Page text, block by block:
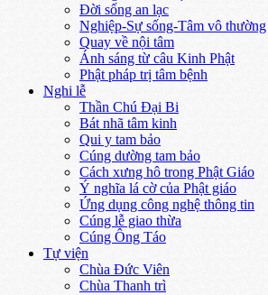
Đời sống an lạc
Nghiệp-Sự sống-Tâm vô thường
Quay về nội tâm
Ánh sáng từ câu Kinh Phật
Phật pháp trị tâm bệnh
Nghi lễ
Thần Chú Đại Bi
Bát nhã tâm kinh
Qui y tam bảo
Cúng dường tam bảo
Cách xưng hô trong Phật Giáo
Ý nghĩa lá cờ của Phật giáo
Ứng dụng công nghệ thông tin
Cúng lễ giao thừa
Cúng Ông Táo
Tự viện
Chùa Đức Viên
Chùa Thanh trì